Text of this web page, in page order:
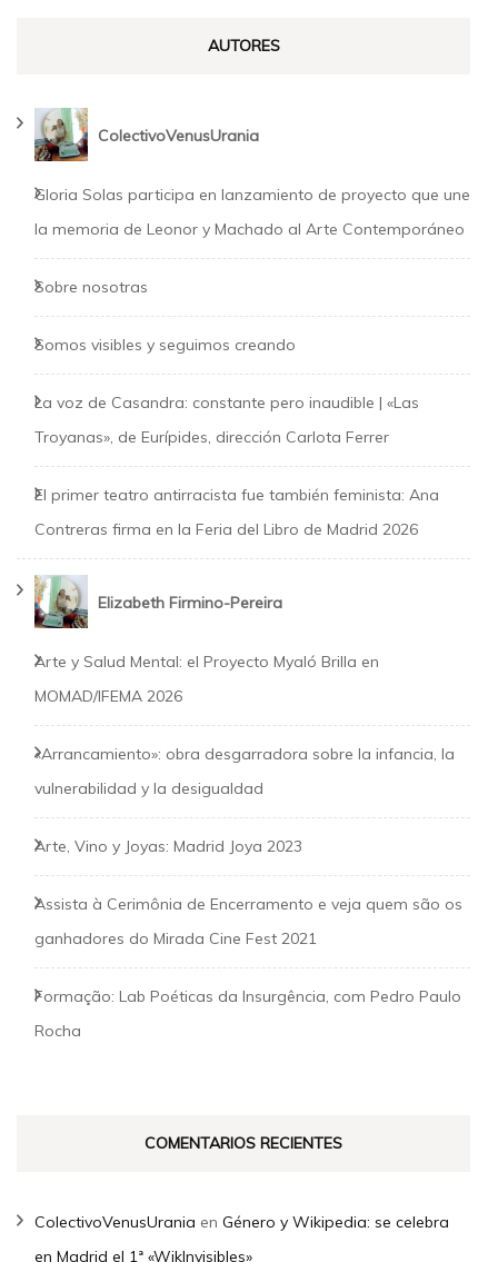
AUTORES
ColectivoVenusUrania
Gloria Solas participa en lanzamiento de proyecto que une
la memoria de Leonor y Machado al Arte Contemporáneo
Sobre nosotras
Somos visibles y seguimos creando
La voz de Casandra: constante pero inaudible | «Las
Troyanas», de Eurípides, dirección Carlota Ferrer
El primer teatro antirracista fue también feminista: Ana
Contreras firma en la Feria del Libro de Madrid 2026
Elizabeth Firmino-Pereira
Arte y Salud Mental: el Proyecto Myaló Brilla en
MOMAD/IFEMA 2026
«Arrancamiento»: obra desgarradora sobre la infancia, la
vulnerabilidad y la desigualdad
Arte, Vino y Joyas: Madrid Joya 2023
Assista à Cerimônia de Encerramento e veja quem são os
ganhadores do Mirada Cine Fest 2021
Formação: Lab Poéticas da Insurgência, com Pedro Paulo
Rocha
COMENTARIOS RECIENTES
ColectivoVenusUrania en Género y Wikipedia: se celebra
en Madrid el 1ª «WikInvisibles»